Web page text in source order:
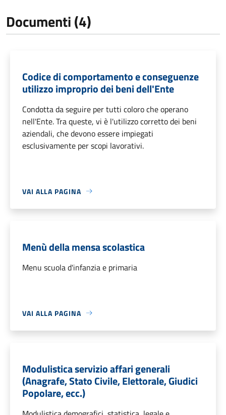
Documenti (4)
Codice di comportamento e conseguenze
utilizzo improprio dei beni dell'Ente
Condotta da seguire per tutti coloro che operano
nell'Ente. Tra queste, vi è l'utilizzo corretto dei beni
aziendali, che devono essere impiegati
esclusivamente per scopi lavorativi.
VAI ALLA PAGINA
Menù della mensa scolastica
Menu scuola d'infanzia e primaria
VAI ALLA PAGINA
Modulistica servizio affari generali
(Anagrafe, Stato Civile, Elettorale, Giudici
Popolare, ecc.)